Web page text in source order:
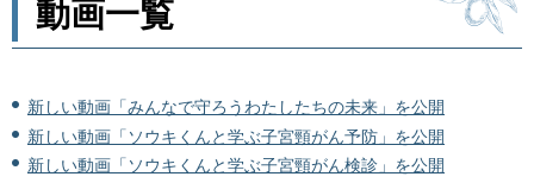
動画一覧
新しい動画「みんなで守ろうわたしたちの未来」を公開
新しい動画「ソウキくんと学ぶ子宮頸がん予防」を公開
新しい動画「ソウキくんと学ぶ子宮頸がん検診」を公開